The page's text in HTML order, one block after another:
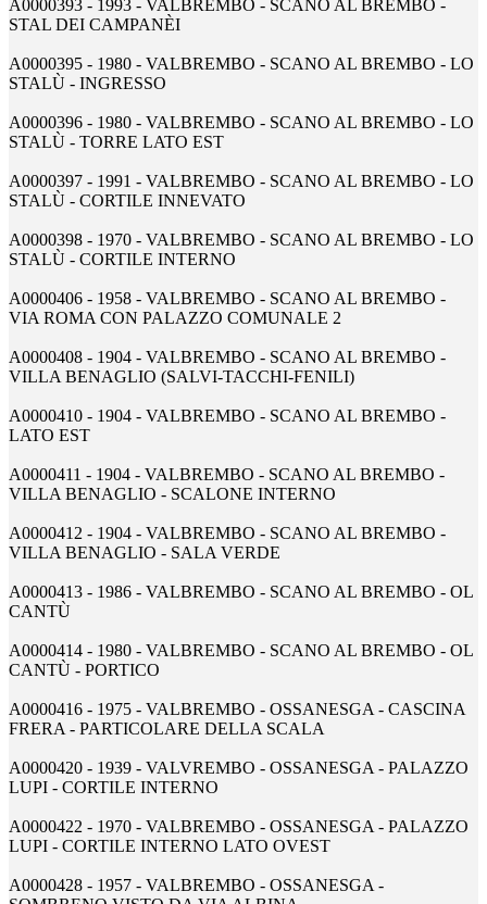
A0000393 - 1993 - VALBREMBO - SCANO AL BREMBO -
STAL DEI CAMPANÈI
A0000395 - 1980 - VALBREMBO - SCANO AL BREMBO - LO
STALÙ - INGRESSO
A0000396 - 1980 - VALBREMBO - SCANO AL BREMBO - LO
STALÙ - TORRE LATO EST
A0000397 - 1991 - VALBREMBO - SCANO AL BREMBO - LO
STALÙ - CORTILE INNEVATO
A0000398 - 1970 - VALBREMBO - SCANO AL BREMBO - LO
STALÙ - CORTILE INTERNO
A0000406 - 1958 - VALBREMBO - SCANO AL BREMBO -
VIA ROMA CON PALAZZO COMUNALE 2
A0000408 - 1904 - VALBREMBO - SCANO AL BREMBO -
VILLA BENAGLIO (SALVI-TACCHI-FENILI)
A0000410 - 1904 - VALBREMBO - SCANO AL BREMBO -
LATO EST
A0000411 - 1904 - VALBREMBO - SCANO AL BREMBO -
VILLA BENAGLIO - SCALONE INTERNO
A0000412 - 1904 - VALBREMBO - SCANO AL BREMBO -
VILLA BENAGLIO - SALA VERDE
A0000413 - 1986 - VALBREMBO - SCANO AL BREMBO - OL
CANTÙ
A0000414 - 1980 - VALBREMBO - SCANO AL BREMBO - OL
CANTÙ - PORTICO
A0000416 - 1975 - VALBREMBO - OSSANESGA - CASCINA
FRERA - PARTICOLARE DELLA SCALA
A0000420 - 1939 - VALVREMBO - OSSANESGA - PALAZZO
LUPI - CORTILE INTERNO
A0000422 - 1970 - VALBREMBO - OSSANESGA - PALAZZO
LUPI - CORTILE INTERNO LATO OVEST
A0000428 - 1957 - VALBREMBO - OSSANESGA -